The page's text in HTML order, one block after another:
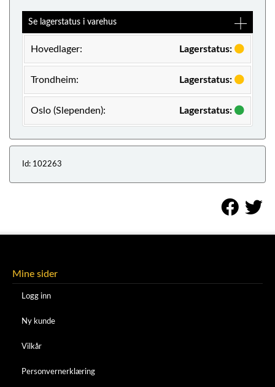
Se lagerstatus i varehus
Hovedlager: Lagerstatus:
Trondheim: Lagerstatus:
Oslo (Slependen): Lagerstatus:
Id: 102263
Mine sider
Logg inn
Ny kunde
Vilkår
Personvernerklæring